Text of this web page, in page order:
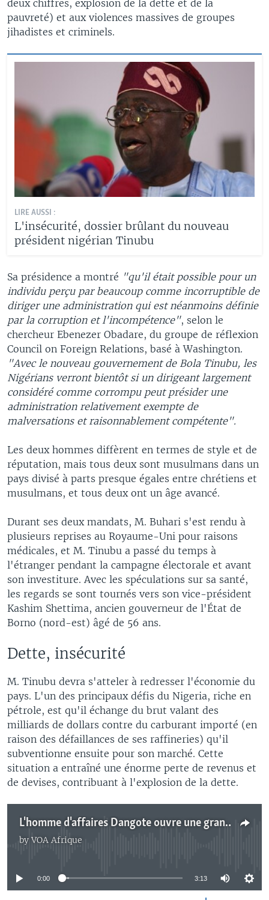
deux chiffres, explosion de la dette et de la
pauvreté) et aux violences massives de groupes
jihadistes et criminels.
LIRE AUSSI :
L'insécurité, dossier brûlant du nouveau
président nigérian Tinubu
Sa présidence a montré "qu'il était possible pour un
individu perçu par beaucoup comme incorruptible de
diriger une administration qui est néanmoins définie
par la corruption et l'incompétence", selon le
chercheur Ebenezer Obadare, du groupe de réflexion
Council on Foreign Relations, basé à Washington.
"Avec le nouveau gouvernement de Bola Tinubu, les
Nigérians verront bientôt si un dirigeant largement
considéré comme corrompu peut présider une
administration relativement exempte de
malversations et raisonnablement compétente".
Les deux hommes diffèrent en termes de style et de
réputation, mais tous deux sont musulmans dans un
pays divisé à parts presque égales entre chrétiens et
musulmans, et tous deux ont un âge avancé.
Durant ses deux mandats, M. Buhari s'est rendu à
plusieurs reprises au Royaume-Uni pour raisons
médicales, et M. Tinubu a passé du temps à
l'étranger pendant la campagne électorale et avant
son investiture. Avec les spéculations sur sa santé,
les regards se sont tournés vers son vice-président
Kashim Shettima, ancien gouverneur de l'État de
Borno (nord-est) âgé de 56 ans.
Dette, insécurité
M. Tinubu devra s'atteler à redresser l'économie du
pays. L'un des principaux défis du Nigeria, riche en
pétrole, est qu'il échange du brut valant des
milliards de dollars contre du carburant importé (en
raison des défaillances de ses raffineries) qu'il
subventionne ensuite pour son marché. Cette
situation a entraîné une énorme perte de revenus et
de devises, contribuant à l'explosion de la dette.
L'homme d'affaires Dangote ouvre une grande raffinerie pour réduire la dépendance du Nigeria envers l’extérieur
byVOA Afrique
No media source currently available
0:00 3:13